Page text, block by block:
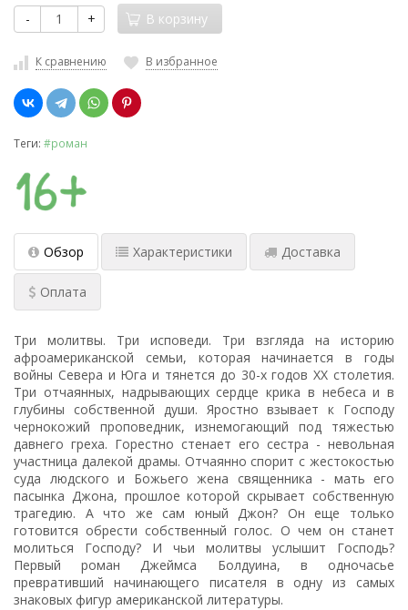
- + В корзину
К сравнению В избранное
Теги: #роман
Обзор Характеристики Доставка
Оплата
Три молитвы. Три исповеди. Три взгляда на историю
афроамериканской семьи, которая начинается в годы
войны Севера и Юга и тянется до 30-х годов ХХ столетия.
Три отчаянных, надрывающих сердце крика в небеса и в
глубины собственной души. Яростно взывает к Господу
чернокожий проповедник, изнемогающий под тяжестью
давнего греха. Горестно стенает его сестра - невольная
участница далекой драмы. Отчаянно спорит с жестокостью
суда людского и Божьего жена священника - мать его
пасынка Джона, прошлое которой скрывает собственную
трагедию. А что же сам юный Джон? Он еще только
готовится обрести собственный голос. О чем он станет
молиться Господу? И чьи молитвы услышит Господь?
Первый роман Джеймса Болдуина, в одночасье
превративший начинающего писателя в одну из самых
знаковых фигур американской литературы.